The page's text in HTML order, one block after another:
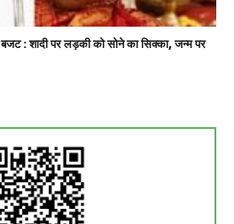
: शादी पर लड़की को सोने का सिक्का, जन्म पर